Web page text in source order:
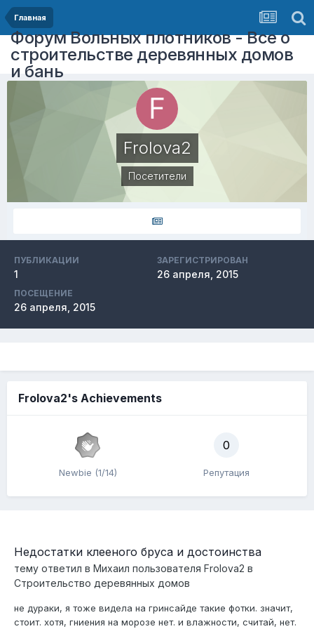
Главная
Форум Вольных плотников - Все о
строительстве деревянных домов
и бань
Frolova2
Посетители
ПУБЛИКАЦИИ
1
ЗАРЕГИСТРИРОВАН
26 апреля, 2015
ПОСЕЩЕНИЕ
26 апреля, 2015
Frolova2's Achievements
Newbie (1/14)
0
Репутация
Недостатки клееного бруса и достоинства
тему ответил в Михаил пользователя Frolova2 в
Строительство деревянных домов
не дураки, я тоже видела на гринсайде такие фотки. значит,
стоит. хотя, гниения на морозе нет. и влажности, считай, нет.